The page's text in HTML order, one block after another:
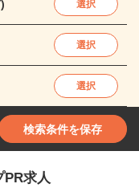
選択
選択
選択
検索条件を保存
求人